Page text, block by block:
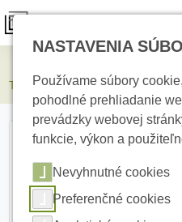
Termofol vonkajší infračervený
NASTAVENIA
Používame súbory
pohodlné prehliadanie
prevádzky webovej
funkcie, výkon a
Nevyhnutné cookies
Preferenčné cookies